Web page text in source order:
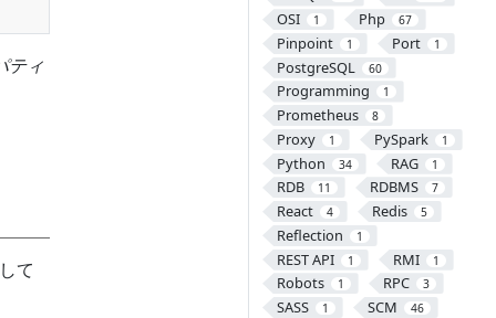
OSI 1 Php 67
Pinpoint 1 Port 1
PostgreSQL 60
Programming 1
Prometheus 8
Proxy 1 PySpark 1
Python 34 RAG 1
RDB 11 RDBMS 7
React 4 Redis 5
Reflection 1
REST API 1 RMI 1
Robots 1 RPC 3
SASS 1 SCM 46
ティ
て